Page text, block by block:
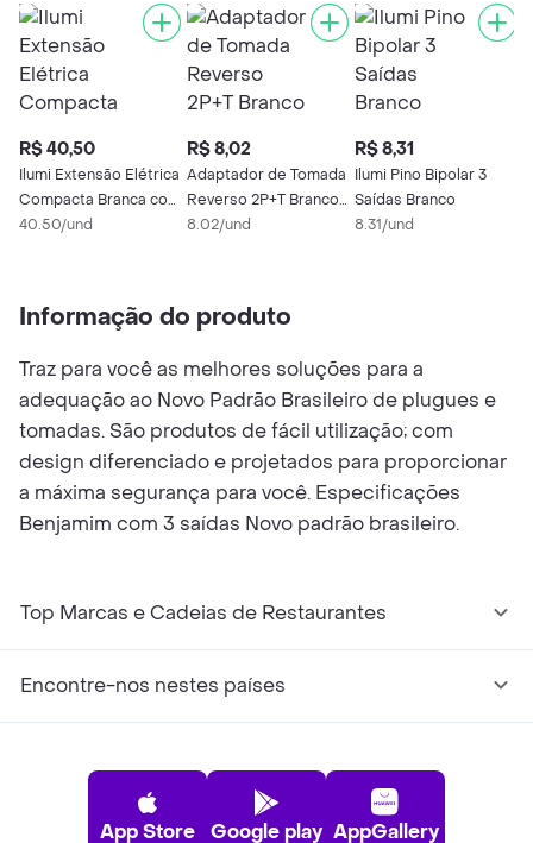
R$ 40,50
Ilumi Extensão Elétrica
Compacta Branca com
Cabo
40.50/und
R$ 8,02
Adaptador de Tomada
Reverso 2P+T Branco
Ilumitec 10A
8.02/und
R$ 8,31
Ilumi Pino Bipolar 3
Saídas Branco
8.31/und
Informação do produto
Traz para você as melhores soluções para a
adequação ao Novo Padrão Brasileiro de plugues e
tomadas. São produtos de fácil utilização; com
design diferenciado e projetados para proporcionar
a máxima segurança para você. Especificações
Benjamim com 3 saídas Novo padrão brasileiro.
Top Marcas e Cadeias de Restaurantes
Encontre-nos nestes países
App Store Google play AppGallery